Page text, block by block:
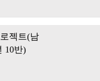
젝트(남
10반)